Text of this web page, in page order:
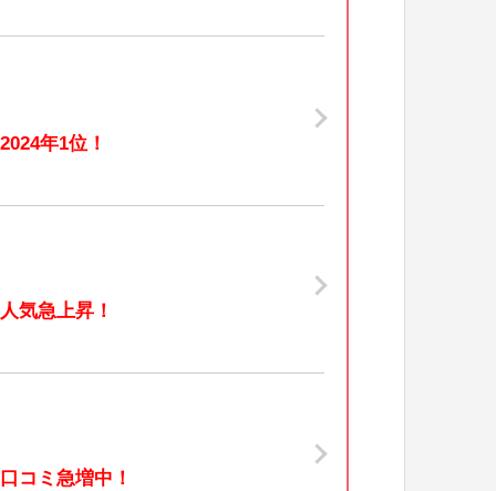
2024年1位！
人気急上昇！
口コミ急増中！